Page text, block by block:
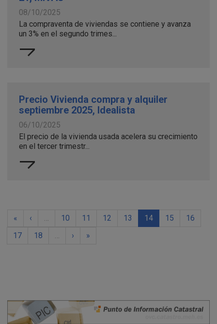
08/10/2025
La compraventa de viviendas se contiene y avanza
un 3% en el segundo trimes...
Precio Vivienda compra y alquiler
septiembre 2025, Idealista
06/10/2025
El precio de la vivienda usada acelera su crecimiento
en el tercer trimestr...
« ‹ … 10 11 12 13 14 15
16
17
18 … › »